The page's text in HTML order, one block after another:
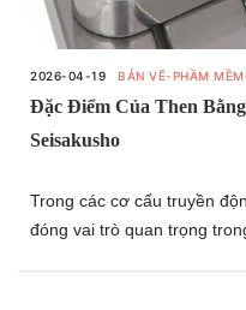
2026-04-19 BẢN VẼ-PHẦM
Đặc Điểm Của Then
Seisakusho
Trong các cơ cấu truyền
đóng vai trò quan trọng